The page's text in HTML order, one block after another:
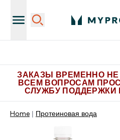
ЗАКАЗЫ ВРЕМЕННО
ВСЕМ ВОПРОСАМ
СЛУЖБУ ПОДДЕРЖКИ
Home Протеиновая вода